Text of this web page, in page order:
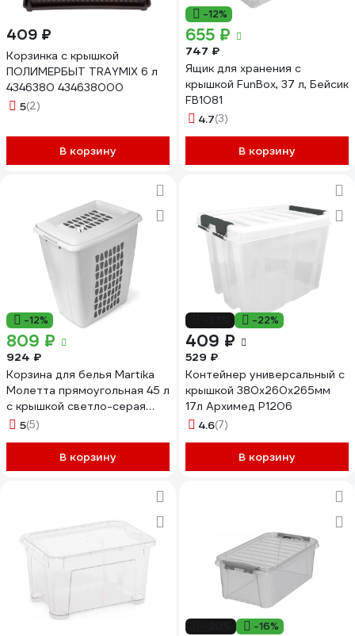
409 ₽
Корзинка с крышкой
ПОЛИМЕРБЫТ TRAYMIX 6 л
4346380 434638000
5(2)
В корзину
-12%
655 ₽
747 ₽
Ящик для хранения с
крышкой FunBox, 37 л, Бейсик
FB1081
4.7(3)
В корзину
-12%
809 ₽
924 ₽
Корзина для белья Martika
Молетта прямоугольная 45 л
с крышкой светло-серая
С701СЕР
5(5)
В корзину
-22%
409 ₽
529 ₽
Контейнер универсальный с
крышкой 380x260x265мм
17л Архимед Р1206
4.6(7)
В корзину
-16%